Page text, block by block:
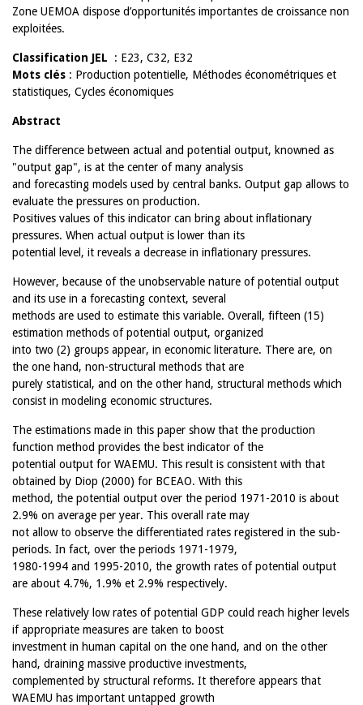
Zone UEMOA dispose d’opportunités importantes de croissance non
exploitées.
Classification JEL
: E23, C32, E32
Mots clés : Production potentielle, Méthodes économétriques et
statistiques, Cycles économiques
Abstract
The difference between actual and potential output, knowned as
"output gap", is at the center of many analysis
and forecasting models used by central banks. Output gap allows to
evaluate the pressures on production.
Positives values of this indicator can bring about inflationary
pressures. When actual output is lower than its
potential level, it reveals a decrease in inflationary pressures.
However, because of the unobservable nature of potential output
and its use in a forecasting context, several
methods are used to estimate this variable. Overall, fifteen (15)
estimation methods of potential output, organized
into two (2) groups appear, in economic literature. There are, on
the one hand, non-structural methods that are
purely statistical, and on the other hand, structural methods which
consist in modeling economic structures.
The estimations made in this paper show that the production
function method provides the best indicator of the
potential output for WAEMU. This result is consistent with that
obtained by Diop (2000) for BCEAO. With this
method, the potential output over the period 1971-2010 is about
2.9% on average per year. This overall rate may
not allow to observe the differentiated rates registered in the sub-
periods. In fact, over the periods 1971-1979,
1980-1994 and 1995-2010, the growth rates of potential output
are about 4.7%, 1.9% et 2.9% respectively.
These relatively low rates of potential GDP could reach higher levels
if appropriate measures are taken to boost
investment in human capital on the one hand, and on the other
hand, draining massive productive investments,
complemented by structural reforms. It therefore appears that
WAEMU has important untapped growth